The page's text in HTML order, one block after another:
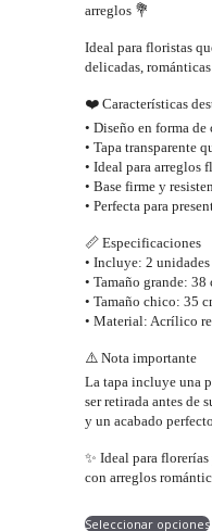
arreglos 💐
Ideal para floristas
delicadas,
❤️ Características
• Diseño en forma
• Tapa transparente
• Ideal para arreglos
• Base firme y
• Perfecta para
📏 Especificaciones
• Incluye: 2
• Tamaño grande:
• Tamaño chico: 35
• Material: Acrílico
⚠️ Nota importante
La tapa incluye una
ser retirada antes de
y un acabado perfecto.
✨ Ideal para
con arreglos
Seleccionar opciones